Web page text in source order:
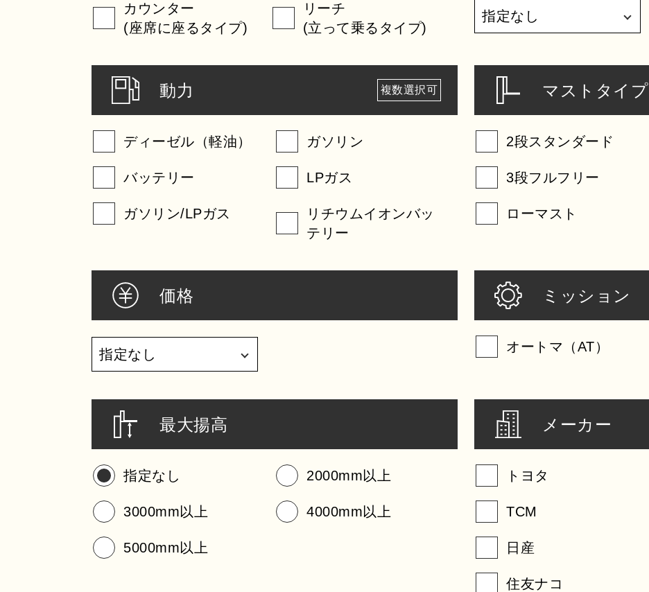
カウンター
(座席に座るタイプ)
リーチ
(立って乗るタイプ)
動力 複数選択可
ディーゼル（軽油） ガソリン
バッテリー LPガス
ガソリン/LPガス
リチウムイオンバッ
テリー
マストタイプ
2段スタンダード
3段フルフリー
ローマスト
価格 ミッション
オートマ（AT）
最大揚高
指定なし 2000mm以上
3000mm以上 4000mm以上
5000mm以上
メーカー
トヨタ
TCM
日産
住友ナコ